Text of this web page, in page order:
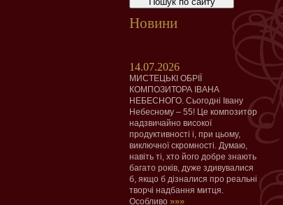
Новини
14.07.2026
МИСТЕЦЬКІ ОБРІЇ
КОМПОЗИТОРА ІВАНА
НЕБЕСНОГО. Сьогодні Івану
Небесному – 55! Це композитор
надзвичайно високої
продуктивності і, при цьому,
виключної скромності. Думаю,
навіть ті, хто його добре знають
багато років, дуже здивувалися
б, якщо б дізналися про реальні
творчі надбання митця.
Особливо »»»